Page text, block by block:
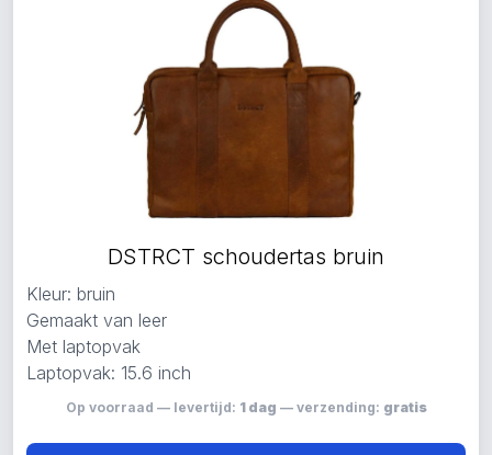
DSTRCT schoudertas bruin
Kleur: bruin
Gemaakt van leer
Met laptopvak
Laptopvak: 15.6 inch
Op voorraad — levertijd: 1 dag — verzending: gratis